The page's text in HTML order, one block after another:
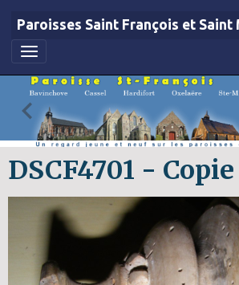
Paroisses Saint François et Saint
DSCF4701 -